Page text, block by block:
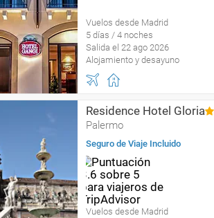
Vuelos desde Madrid
5 días / 4 noches
Salida el 22 ago 2026
Alojamiento y desayuno
Residence Hotel Gloria
Palermo
Seguro de Viaje Incluido
Vuelos desde Madrid